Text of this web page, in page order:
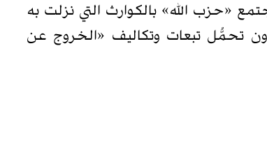
«حزب الله» بالكوارث التي نزلت به
تحمُّل تبعات وتكاليف «الخروج عن